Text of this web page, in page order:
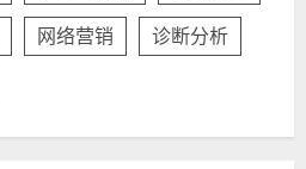
网络营销
诊断分析